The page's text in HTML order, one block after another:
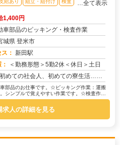
給あり 組立・組付け 検査 …全て表示
1,400円
車部品のピッキング・検査作業
城県 登米市
： 新田駅
＜勤務形態＞5勤2休＜休日＞土日
初めての社会人、初めての寮生活…不安は尽きないですよね？でも大丈夫！株式会社京栄センターなら、専属コーディネーター...
部品のお仕事です。☆ピッキング作業：運搬
シンプルで覚えやすい作業です。☆検査作
求人の詳細を見る